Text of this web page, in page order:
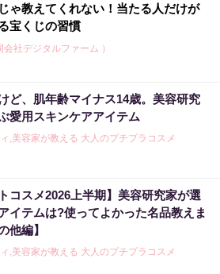
ゃ教えてくれない！当たる人だけが
宝くじの習慣
会社デジタルファーム ）
ど、肌年齢マイナス14歳。美容研究
愛用スキンケアアイテム
,美容家が教える 大人のプチプラコスメ
トコスメ2026上半期】美容研究家が選
イテムは?使ってよかった名品教えま
他編】
,美容家が教える 大人のプチプラコスメ